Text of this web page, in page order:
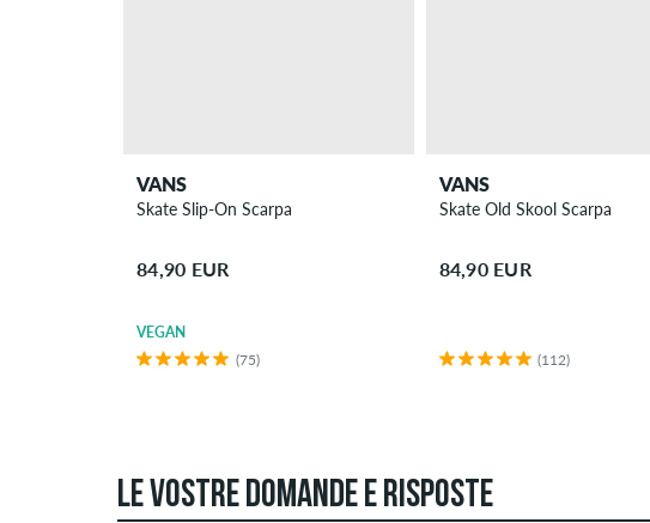
VANS
Skate Slip-On Scarpa
84,90 EUR
VEGAN
(75)
VANS
Skate Old Skool Scarpa
84,90 EUR
(112)
LE VOSTRE DOMANDE E RISPOSTE